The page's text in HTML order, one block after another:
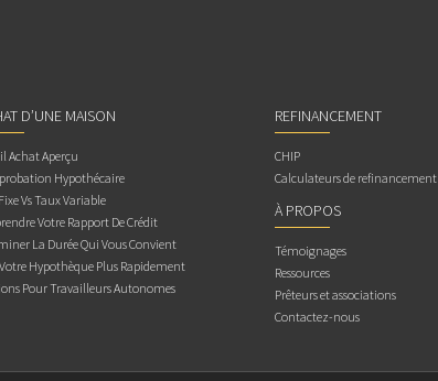
D’UNE MAISON
Achat Aperçu
Hypothécaire
Vs Taux Variable
Votre Rapport De Crédit
La Durée Qui Vous Convient
Votre Hypothèque Plus Rapidement
Pour Travailleurs Autonomes
REFINANCEMENT
CHIP
Calculateurs de refinancement
À PROPOS
Témoignages
Ressources
Prêteurs et associations
Contactez-nous